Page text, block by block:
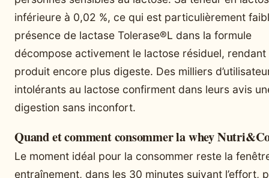
inférieure à 0,02 %, ce qui est particulièrement
présence de lactase Tolerase®L dans la formule
décompose activement le lactose résiduel, rendant
produit encore plus digeste. Des milliers
intolérants au lactose confirment dans leurs avis
digestion sans inconfort.
Quand et comment consommer la whey
Le moment idéal pour la consommer reste la
entraînement, dans les 30 minutes suivant l’effort,